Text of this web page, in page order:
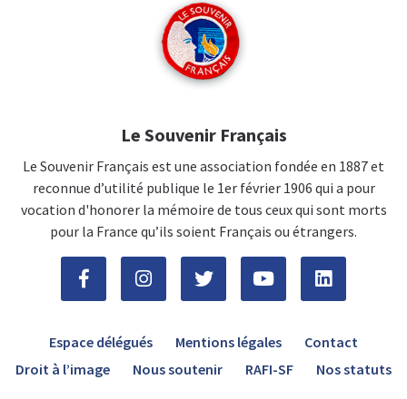
Le Souvenir Français
Le Souvenir Français est une association fondée en 1887 et
reconnue d’utilité publique le 1er février 1906 qui a pour
vocation d'honorer la mémoire de tous ceux qui sont morts
pour la France qu’ils soient Français ou étrangers.
Espace délégués Mentions légales
Contact
Droit à l’image
Nous soutenir RAFI-SF Nos statuts